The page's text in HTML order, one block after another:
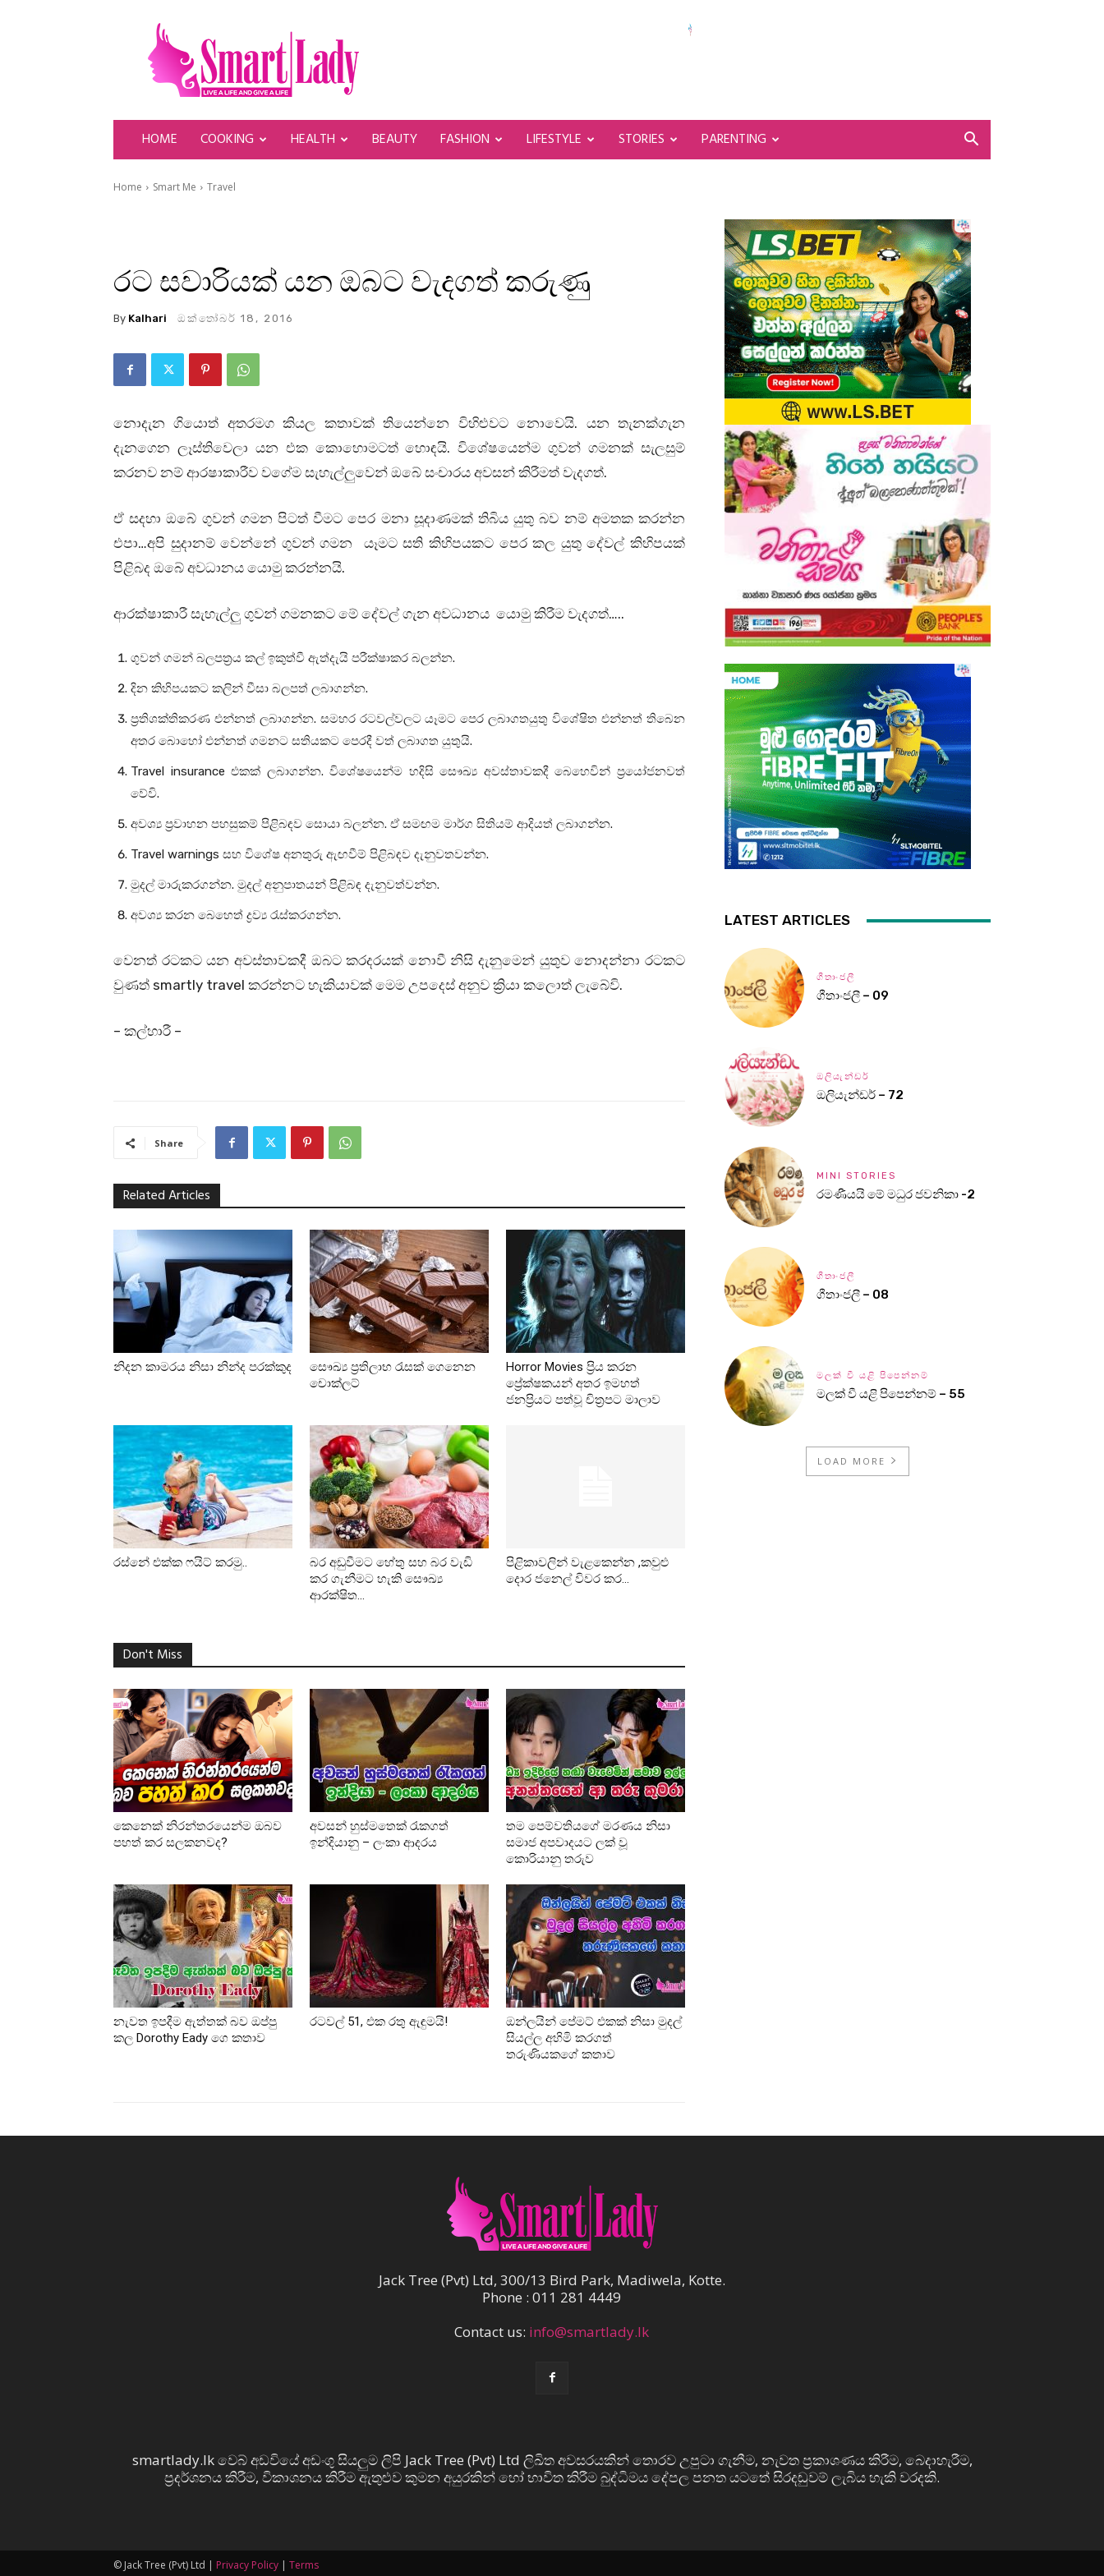
SmartLady
HOME COOKING HEALTH BEAUTY FASHION LIFESTYLE STORIES PARENTING
Home Smart Me Travel
රට සවාරියක් යන ඔබට වැදගත් කරුණු
By Kalhari ඔක්තෝබර් 18, 2016
නොදැන ගියොත් අතරමග කියල කතාවක් තියෙන්නෙ විහිළුවට නොවෙයි. යන තැනක්ගැන
දැනගෙන ලෑස්තිවෙලා යන එක කොහොමටත් හොඳයි. විශේෂයෙන්ම ගුවන් ගමනක් සැලසුම්
කරනව නම් ආරෂාකාරීව වගේම සැහැල්ලුවෙන් ඔබේ සංචාරය අවසන් කිරීමත් වැදගත්.
ඒ සදහා ඔබේ ගුවන් ගමන පිටත් වීමට පෙර මනා සූදාණමක් තිබිය යුතු බව නම් අමතක කරන්න
එපා…අපි සුදානම් වෙන්නේ ගුවන් ගමන යෑමට සති කිහිපයකට පෙර කල යුතු දේවල් කිහිපයක්
පිළිබද ඔබේ අවධානය යොමු කරන්නයි.
ආරක්ෂාකාරී සැහැල්ලු ගුවන් ගමනකට මේ දේවල් ගැන අවධානය යොමු කිරීම වැදගත්…..
ගුවන් ගමන් බලපත්‍රය කල් ඉකුත්වී ඇත්දැයි පරීක්ෂාකර බලන්න.
දින කිහිපයකට කලින් වීසා බලපත් ලබාගන්න.
ප්‍රතිශක්තිකරණ එන්නත් ලබාගන්න. සමහර රටවල්වලට යෑමට පෙර ලබාගතයුතු විශේෂිත එන්නත් තිබෙන
අතර බොහෝ එන්නත් ගමනට සතියකට පෙරදී වත් ලබාගත යුතුයි.
Travel insurance එකක් ලබාගන්න. විශේෂයෙන්ම හදිසි සෞඛ්‍ය අවස්තාවකදී බෙහෙවින් ප්‍ර‍යෝජනවත්
වේවි.
අවශ්‍ය ප්‍රවාහන පහසුකම් පිළිබඳව සොයා බලන්න. ඒ සමඟම මාර්ග සිතියම් ආදියත් ලබාගන්න.
Travel warnings සහ විශේෂ අනතුරු ඇඟවීම් පිළිබඳව දැනුවතවන්න.
මුදල් මාරුකරගන්න. මුදල් අනුපාතයන් පිළිබඳ දැනුවත්වන්න.
අවශ්‍ය කරන බෙහෙත් ද්‍රව්‍ය රැස්කරගන්න.
වෙනත් රටකට යන අවස්තාවකදී ඔබට කරදරයක් නොවී නිසි දැනුමෙන් යුතුව නොදන්නා රටකට
වුණත් smartly travel කරන්නට හැකියාවක් මෙම උපදෙස් අනුව ක්‍රියා කලොත් ලැබේවි.
– කල්හාරී –
Share
Related Articles
නිදන කාමරය නිසා නින්ද පරක්කුද
සෞඛ්‍ය ප්‍රතිලාභ රැසක් ගෙනෙන
චොක්ලට්
Horror Movies ප්‍රිය කරන
ප්‍රේක්ෂකයන් අතර ඉමහත්
ජනප්‍රියට පත්වූ චිත්‍රපට මාලාව
රස්නේ එක්ක ෆයිට් කරමු..
බර අඩුවීමට හේතු සහ බර වැඩි
කර ගැනීමට හැකි සෞඛ්‍ය
ආරක්ෂිත...
පිළිකාවලින් වැළකෙන්න ,කවුළු
දොර ජනෙල් විවර කර...
Don't Miss
කෙනෙක් නිරන්තරයෙන්ම ඔබව
පහත් කර සලකනවද?
අවසන් හුස්මතෙක් රැකගත්
ඉන්දියානු – ලංකා ආදරය
තම පෙම්වතියගේ මරණය නිසා
සමාජ අපවාදයට ලක් වූ
කොරියානු තරුව
නැවත ඉපදීම ඇත්තක් බව ඔප්පු
කල Dorothy Eady ගෙ කතාව
රටවල් 51, එක රතු ඇඳුමයි!
ඔන්ලයින් පේමට් එකක් නිසා මුදල්
සියල්ල අහිමි කරගත්
තරුණියකගේ කතාව
LATEST ARTICLES
ගීතාංජලී
ගීතාංජලී – 09
ඔලියැන්ඩර්
ඔලියැන්ඩර් – 72
MINI STORIES
රමණීයයි මේ මධුර ජවනිකා -2
ගීතාංජලී
ගීතාංජලී – 08
මලක් වී යළි පිපෙන්නම්
මලක් වී යළි පිපෙන්නම් – 55
LOAD MORE
Jack Tree (Pvt) Ltd, 300/13 Bird Park, Madiwela, Kotte.
Phone : 011 281 4449
Contact us: info@smartlady.lk
smartlady.lk වෙබ් අඩවියේ අඩංගු සියලුම ලිපි Jack Tree (Pvt) Ltd ලිඛිත අවසරයකින් තොරව උපුටා ගැනීම, නැවත ප්‍රකාශණය කිරීම, බෙදාහැරීම,
ප්‍රදර්ශනය කිරීම, විකාශනය කිරීම ඇතුළුව කුමන අයුරකින් හෝ භාවිත කිරීම බුද්ධිමය දේපල පනත යටතේ සිරදඬුවම් ලැබිය හැකි වරදකි.
© Jack Tree (Pvt) Ltd | Privacy Policy | Terms